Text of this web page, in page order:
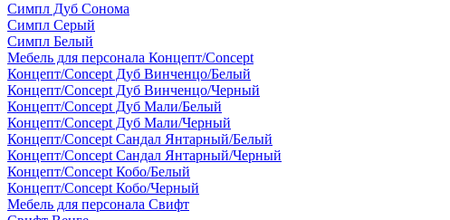
Симпл Дуб Сонома
Симпл Серый
Симпл Белый
Мебель для персонала Концепт/Concept
Концепт/Concept Дуб Винченцо/Белый
Концепт/Concept Дуб Винченцо/Черный
Концепт/Concept Дуб Мали/Белый
Концепт/Concept Дуб Мали/Черный
Концепт/Concept Сандал Янтарный/Белый
Концепт/Concept Сандал Янтарный/Черный
Концепт/Concept Кобо/Белый
Концепт/Concept Кобо/Черный
Мебель для персонала Свифт